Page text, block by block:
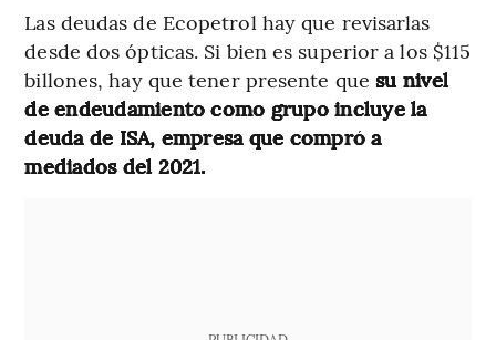
Las deudas de Ecopetrol hay que revisarlas
desde dos ópticas. Si bien es superior a los $115
billones, hay que tener presente quesu nivel
de endeudamiento como grupo incluye la
deuda de ISA, empresa que compró a
mediados del 2021.